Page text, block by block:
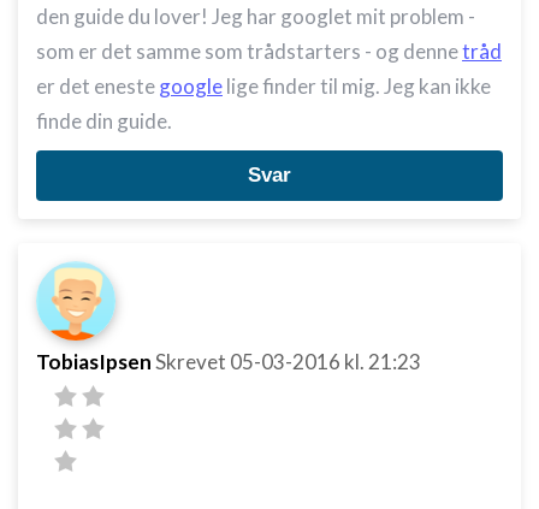
den guide du lover! Jeg har googlet mit problem -
som er det samme som trådstarters - og dennetråd
er det enestegooglelige finder til mig. Jeg kan ikke
finde din guide.
Svar
TobiasIpsenSkrevet 05-03-2016 kl. 21:23